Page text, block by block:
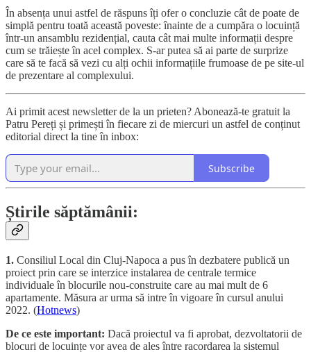
În absența unui astfel de răspuns îți ofer o concluzie cât de poate de
simplă pentru toată această poveste: înainte de a cumpăra o locuință
într-un ansamblu rezidențial, cauta cât mai multe informații despre
cum se trăiește în acel complex. S-ar putea să ai parte de surprize
care să te facă să vezi cu alți ochii informațiile frumoase de pe site-ul
de prezentare al complexului.
Ai primit acest newsletter de la un prieten? Abonează-te gratuit la
Patru Pereți și primești în fiecare zi de miercuri un astfel de conținut
editorial direct la tine în inbox:
Subscribe
Știrile săptămânii:
1. Consiliul Local din Cluj-Napoca a pus în dezbatere publică un
proiect prin care se interzice instalarea de centrale termice
individuale în blocurile nou-construite care au mai mult de 6
apartamente. Măsura ar urma să intre în vigoare în cursul anului
2022. (Hotnews)
De ce este important: Dacă proiectul va fi aprobat, dezvoltatorii de
blocuri de locuințe vor avea de ales între racordarea la sistemul